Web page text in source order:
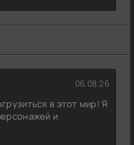
06.08.26
в этот мир! Я
и